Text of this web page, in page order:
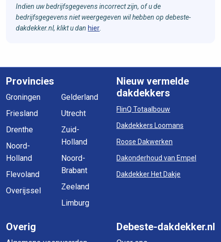
Indien uw bedrijfsgegevens incorrect zijn, of u de
bedrijfsgegevens niet weergegeven wil hebben op debeste-
dakdekker.nl, klikt u dan hier
Provincies
Groningen
Friesland
Drenthe
Noord-
Holland
Flevoland
Overijssel
Gelderland
Utrecht
Zuid-
Holland
Noord-
Brabant
Zeeland
Limburg
Nieuw vermelde
dakdekkers
FlinQ Totaalbouw
Dakdekkers Loomans
Roose Dakwerken
Dakonderhoud van Empel
Dakdekker Het Dakje
Overig Debeste-dakdekker.nl